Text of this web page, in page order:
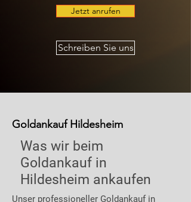
Jetzt anrufen
Schreiben Sie uns
Goldankauf Hildesheim
Was wir beim
Goldankauf in
Hildesheim ankaufen
Unser professioneller Goldankauf in